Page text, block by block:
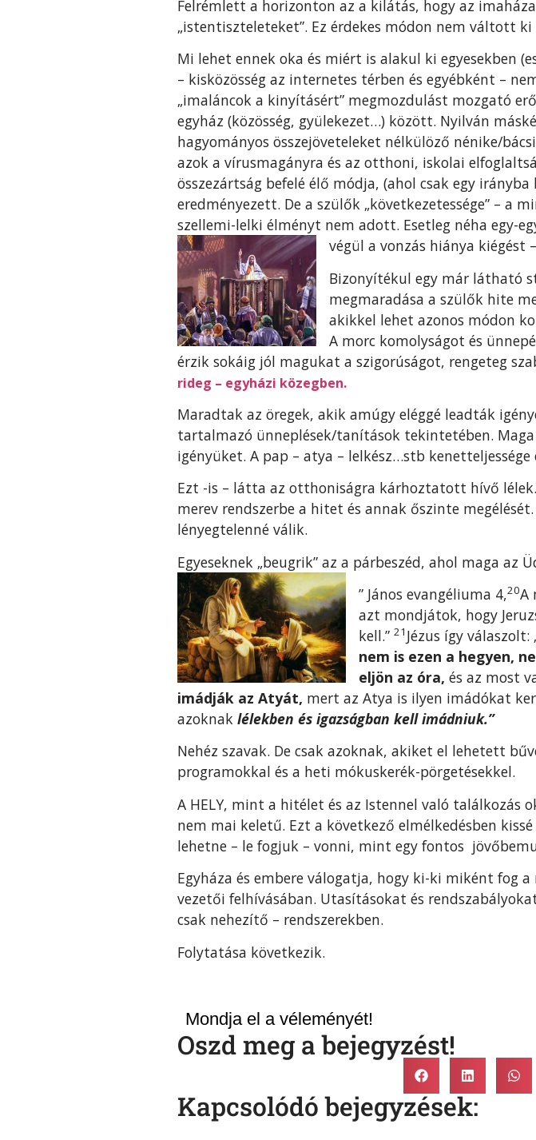
Felrémlett a horizonton az a kilátás, hogy az
„istentiszteleteket”. Ez érdekes módon nem váltott
Mi lehet ennek oka és miért is alakul ki egyesekben
– kisközösség az internetes térben és egyébként –
„imaláncok a kinyításért” megmozdulást mozgató
egyház (közösség, gyülekezet…) között. Nyilván
hagyományos összejöveteleket nélkülöző nénike/
azok a vírusmagányra és az otthoni, iskolai
összezártság befelé élő módja, (ahol csak egy
eredményezett. De a szülők „következetessége” – a
szellemi-lelki élményt nem adott. Esetleg néha egy-
végül a vonzás hiánya kiégést
Bizonyítékul egy már látható
megmaradása a szülők hite
akikkel lehet azonos módon
A morc komolyságot és
érzik sokáig jól magukat a szigorúságot, rengeteg
rideg – egyházi közegben.
Maradtak az öregek, akik amúgy eléggé leadták
tartalmazó ünneplések/tanítások tekintetében.
igényüket. A pap – atya – lelkész…stb
Ezt -is – látta az otthoniságra kárhoztatott hívő
merev rendszerbe a hitet és annak őszinte
lényegtelenné válik.
Egyeseknek „beugrik” az a párbeszéd, ahol maga
” János evangéliuma 4,20A
azt mondjátok, hogy
kell.” 21 Jézus így
nem is ezen a hegyen,
eljön az óra, és az most
imádják az Atyát, mert az Atya is ilyen imádókat
azoknak lélekben és igazságban kell imádniuk.”
Nehéz szavak. De csak azoknak, akiket el lehetett
programokkal és a heti mókuskerék-pörgetésekkel.
A HELY, mint a hitélet és az Istennel való találkozás
nem mai keletű. Ezt a következő elmélkedésben
lehetne – le fogjuk – vonni, mint egy fontos
Egyháza és embere válogatja, hogy ki-ki miként fog
vezetői felhívásában. Utasításokat és
csak nehezítő – rendszerekben.
Folytatása következik.
Mondja el a véleményét!
Oszd meg a bejegyzést!
Kapcsolódó bejegyzések: